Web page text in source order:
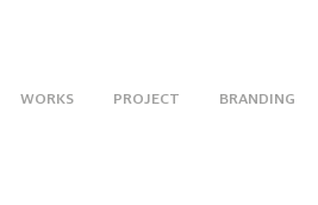
WORKS PROJECT BRANDING